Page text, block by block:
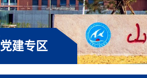
党建专区